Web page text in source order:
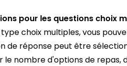
pour les questions choix
choix multiples, vous
de réponse peut être
le nombre d'options de repas,